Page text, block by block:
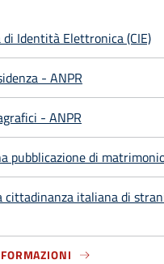
di Identità Elettronica (CIE)
- ANPR
- ANPR
pubblicazione di
cittadinanza italiana di